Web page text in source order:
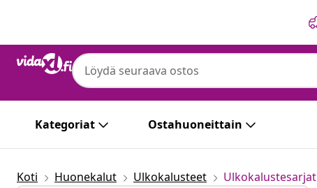
Kategoriat Ostahuoneittain
Koti Huonekalut Ulkokalusteet Ulkokalustesarjat